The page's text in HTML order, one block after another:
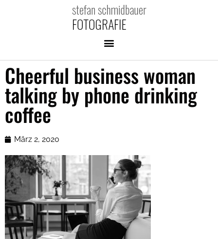
Cheerful business woman
talking by phone drinking
coffee
März 2, 2020